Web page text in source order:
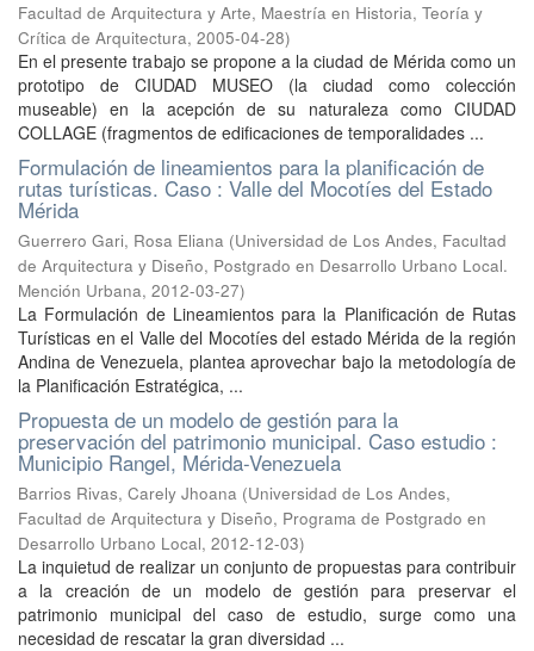
Facultad de Arquitectura y Arte, Maestría en Historia, Teoría y
Crítica de Arquitectura, 2005-04-28)
En el presente trabajo se propone a la ciudad de Mérida como un
prototipo de CIUDAD MUSEO (la ciudad como colección
museable) en la acepción de su naturaleza como CIUDAD
COLLAGE (fragmentos de edificaciones de temporalidades ...
Formulación de lineamientos para la planificación de
rutas turísticas. Caso : Valle del Mocotíes del Estado
Mérida
Guerrero Gari, Rosa Eliana (Universidad de Los Andes, Facultad
de Arquitectura y Diseño, Postgrado en Desarrollo Urbano Local.
Mención Urbana, 2012-03-27)
La Formulación de Lineamientos para la Planificación de Rutas
Turísticas en el Valle del Mocotíes del estado Mérida de la región
Andina de Venezuela, plantea aprovechar bajo la metodología de
la Planificación Estratégica, ...
Propuesta de un modelo de gestión para la
preservación del patrimonio municipal. Caso estudio :
Municipio Rangel, Mérida-Venezuela
Barrios Rivas, Carely Jhoana (Universidad de Los Andes,
Facultad de Arquitectura y Diseño, Programa de Postgrado en
Desarrollo Urbano Local, 2012-12-03)
La inquietud de realizar un conjunto de propuestas para contribuir
a la creación de un modelo de gestión para preservar el
patrimonio municipal del caso de estudio, surge como una
necesidad de rescatar la gran diversidad ...